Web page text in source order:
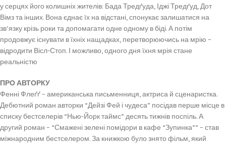
у серцях його колишніх жителів: Бада Тредґуда, Іджі Тредґуд, Дот
Вімз та інших. Вона єднає їх на відстані, спонукає залишатися на
зв’язку крізь роки та допомагати одне одному в біді. А потім
продовжує існувати в їхніх нащадках, перетворюючись на мрію –
відродити Вісл-Стоп. І можливо, одного дня їхня мрія стане
реальністю
ПРО АВТОРКУ
Фенні Флеґґ – американська письменниця, актриса й сценаристка.
Дебютний роман авторки “Дейзі Фей і чудеса” посідав перше місце в
списку бестселерів “Нью-Йорк таймс” десять тижнів поспіль. А
другий роман – “Смажені зелені помідори в кафе “Зупинка”” – став
міжнародним бестселером. За книжкою було знято фільм, який